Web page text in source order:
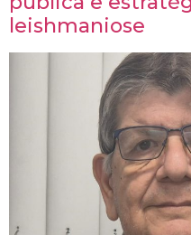
leishmaniose